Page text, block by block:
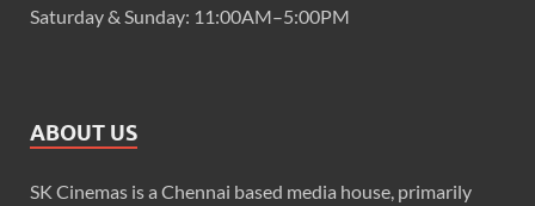
Saturday & Sunday: 11:00AM–5:00PM
ABOUT US
SK Cinemas is a Chennai based media house, primarily